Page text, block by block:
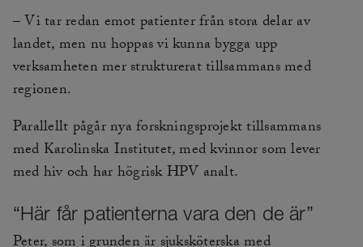
– Vi tar redan emot patienter från stora delar av
landet, men nu hoppas vi kunna bygga upp
verksamheten mer strukturerat tillsammans med
regionen.
Parallellt pågår nya forskningsprojekt tillsammans
med Karolinska Institutet, med kvinnor som lever
med hiv och har högrisk HPV analt.
“Här får patienterna vara den de är”